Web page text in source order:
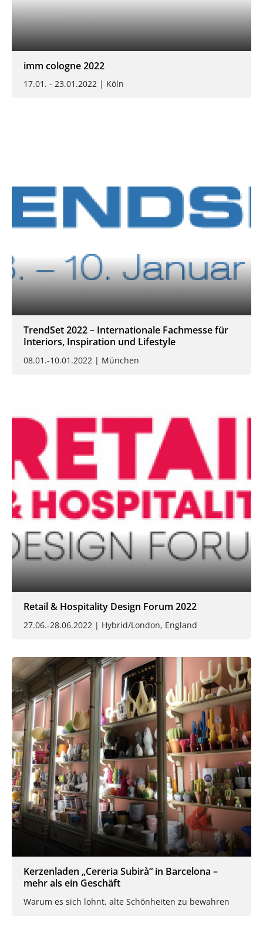
imm cologne 2022
17.01. - 23.01.2022 | Köln
TrendSet 2022 – Internationale Fachmesse für
Interiors, Inspiration und Lifestyle
08.01.-10.01.2022 | München
Retail & Hospitality Design Forum 2022
27.06.-28.06.2022 | Hybrid/London, England
Kerzenladen „Cereria Subirà“ in Barcelona –
mehr als ein Geschäft
Warum es sich lohnt, alte Schönheiten zu bewahren